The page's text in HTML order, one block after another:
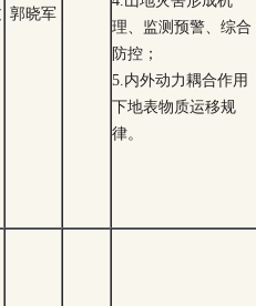
郭晓军
理、监测预警、综合
防控；
5.内外动力耦合作用
下地表物质运移规
律。